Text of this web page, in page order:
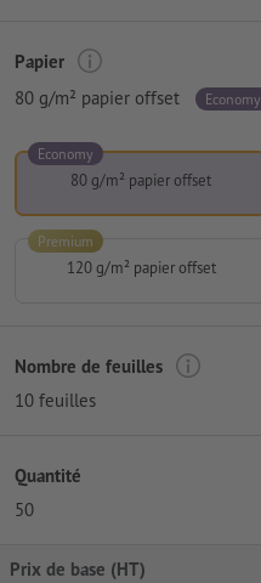
Papier
80 g/m² papier offset
Economy
80 g/m² papier offset
Economy
120 g/m² papier offset
Premium
Nombre de feuilles
10 feuilles
Quantité
50
Prix de base (HT)